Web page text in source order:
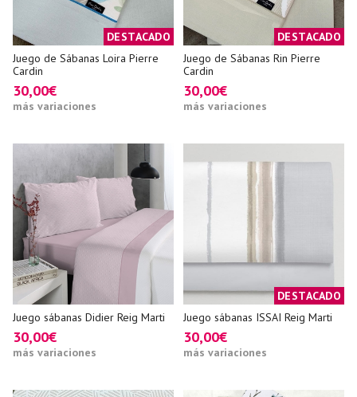
DESTACADO
Juego de Sábanas Loira Pierre
Cardin
30,00€
más variaciones
DESTACADO
Juego de Sábanas Rin Pierre
Cardin
30,00€
más variaciones
Juego sábanas Didier Reig Marti
30,00€
más variaciones
DESTACADO
Juego sábanas ISSAI Reig Marti
30,00€
más variaciones